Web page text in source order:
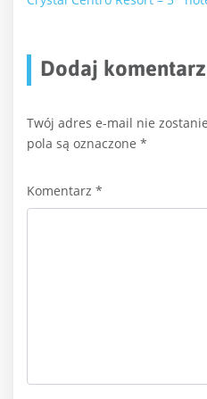
Dodaj komentarz
Twój adres e-mail nie
pola są oznaczone *
Komentarz *